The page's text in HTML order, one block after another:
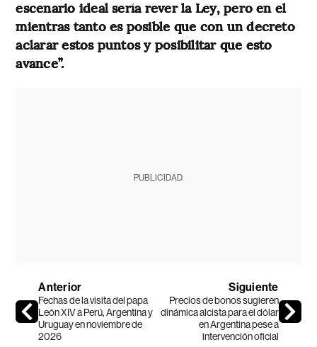
escenario ideal sería rever la Ley, pero en el
mientras tanto es posible que con un decreto
aclarar estos puntos y posibilitar que esto
avance”.
PUBLICIDAD
Anterior
Fechas de la visita del papa
León XIV a Perú, Argentina y
Uruguay en noviembre de
2026
Siguiente
Precios de bonos sugieren
dinámica alcista para el dólar
en Argentina pese a
intervención oficial